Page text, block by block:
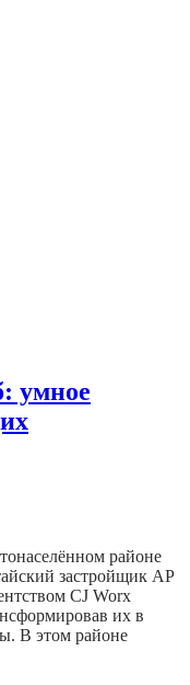
умное
районе
застройщик AP
CJ Worx
их в
В этом районе